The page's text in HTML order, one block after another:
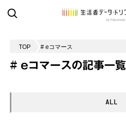
TOP # eコマース
# eコマースの記事一覧